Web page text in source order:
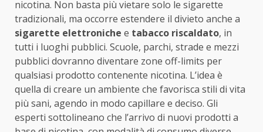
nicotina. Non basta più vietare solo le sigarette
tradizionali, ma occorre estendere il divieto anche a
sigarette elettroniche e tabacco riscaldato, in
tutti i luoghi pubblici. Scuole, parchi, strade e mezzi
pubblici dovranno diventare zone off-limits per
qualsiasi prodotto contenente nicotina. L’idea è
quella di creare un ambiente che favorisca stili di vita
più sani, agendo in modo capillare e deciso. Gli
esperti sottolineano che l’arrivo di nuovi prodotti a